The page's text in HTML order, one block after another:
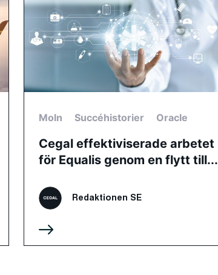
Moln Succéhistorier Oracle
Cegal effektiviserade arbetet
för Equalis genom en flytt till...
Redaktionen SE